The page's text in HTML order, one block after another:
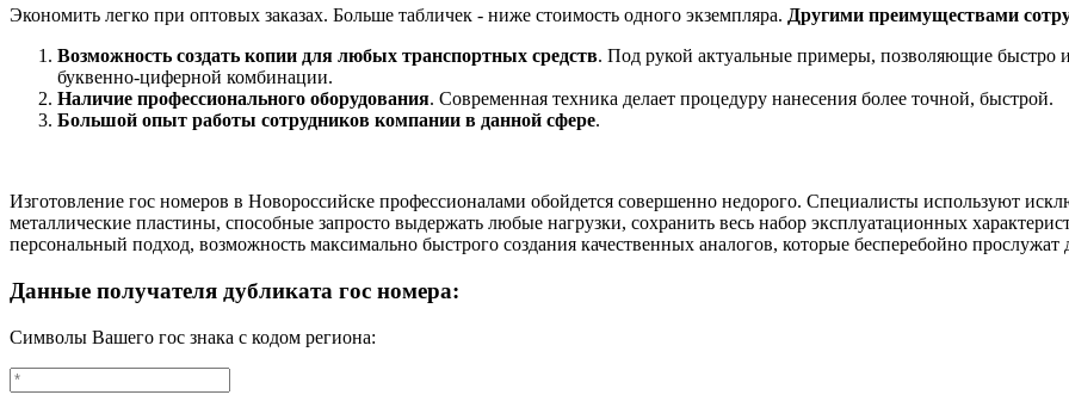
Экономить легко при оптовых заказах. Больше табличек - ниже стоимость одного экземпляра. Другими преимуществами
Возможность создать копии для любых транспортных средств. Под рукой актуальные примеры, позволяющие быстро
буквенно-циферной комбинации.
Наличие профессионального оборудования. Современная техника делает процедуру нанесения более точной, быстрой.
Большой опыт работы сотрудников компании в данной сфере.
Изготовление гос номеров в Новороссийске профессионалами обойдется совершенно недорого. Специалисты используют
металлические пластины, способные запросто выдержать любые нагрузки, сохранить весь набор эксплуатационных
персональный подход, возможность максимально быстрого создания качественных аналогов, которые бесперебойно прослужат
Данные получателя дубликата гос номера:
Символы Вашего гос знака с кодом региона: